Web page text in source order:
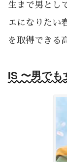
生まで男とし
エになりたい
を取得できる
IS 〜男でも